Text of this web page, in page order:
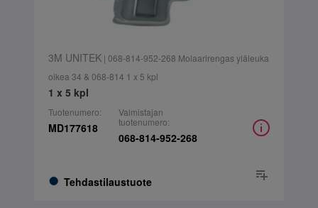
3M UNITEK| 068-814-952-268 Molaarirengas yläleuka
oikea 34 & 068-814 1 x 5 kpl
1 x 5 kpl
Tuotenumero:
MD177618
Tehdastilaustuote
Valmistajan
tuotenumero:
068-814-952-268